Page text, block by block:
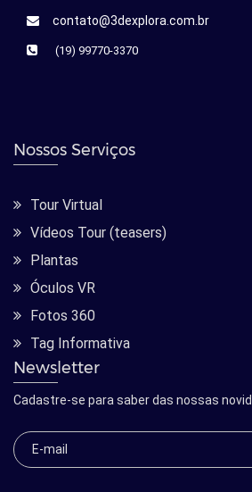
contato@3dexplora.com.br
(19) 99770-3370
Nossos Serviços
Tour Virtual
Vídeos Tour (teasers)
Plantas
Óculos VR
Fotos 360
Tag Informativa
Newsletter
Cadastre-se para saber das nossas